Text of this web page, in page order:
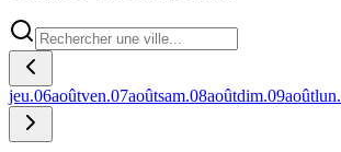
jeu.06aoûtven.07aoûtsam.08aoûtdim.09aoûtlun.